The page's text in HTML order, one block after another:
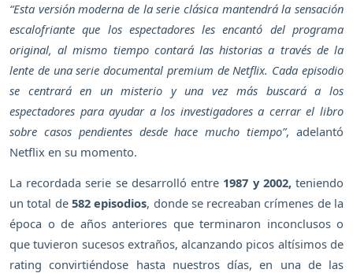
“Esta versión moderna de la serie clásica mantendrá la sensación
escalofriante que los espectadores les encantó del programa
original, al mismo tiempo contará las historias a través de la
lente de una serie documental premium de Netflix. Cada episodio
se centrará en un misterio y una vez más buscará a los
espectadores para ayudar a los investigadores a cerrar el libro
sobre casos pendientes desde hace mucho tiempo”, adelantó
Netflix en su momento.
La recordada serie se desarrolló entre 1987 y 2002,teniendo
un total de 582 episodios, donde se recreaban crímenes de la
época o de años anteriores que terminaron inconclusos o
que tuvieron sucesos extraños, alcanzando picos altísimos de
rating convirtiéndose hasta nuestros días, en una de las